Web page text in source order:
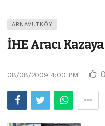
ARNAVUTKÖY
İHE Aracı
08/08/2009 4:00 PM 0